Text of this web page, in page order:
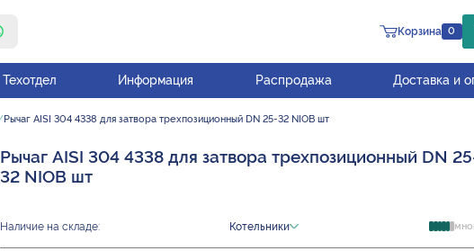
Корзина 0
Техотдел Информация Распродажа Доставка и
Рычаг AISI 304 4338 для затвора трехпозиционный DN 25-32 NIOB шт
Рычаг AISI 304 4338 для затвора трехпозиционный DN
32 NIOB шт
Наличие на складе: Котельники